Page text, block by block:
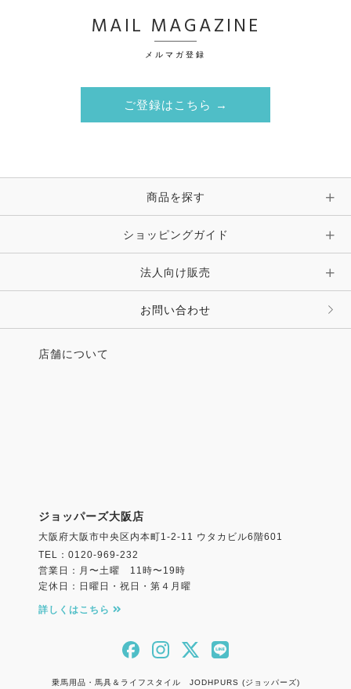
MAIL MAGAZINE
メルマガ登録
ご登録はこちら →
商品を探す
ショッピングガイド
法人向け販売
お問い合わせ
店舗について
ジョッパーズ大阪店
大阪府大阪市中央区内本町1-2-11 ウタカビル6階601
TEL：0120-969-232
営業日：月〜土曜 11時〜19時
定休日：日曜日・祝日・第４月曜
詳しくはこちら
乗馬用品・馬具＆ライフスタイル JODHPURS (ジョッパーズ)